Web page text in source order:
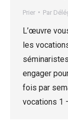
Prier Par
L’œuvre
les
engager
fois par
vocations 1